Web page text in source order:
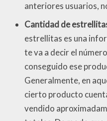
anteriores usuarios,
Cantidad de
estrellitas es una
te va a decir el
conseguido ese
Generalmente, en
cierto producto
vendido